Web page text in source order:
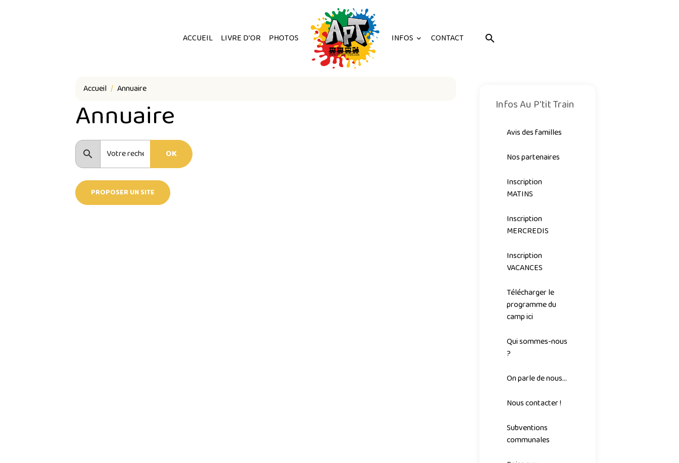
ACCUEIL LIVRE D'OR PHOTOS INFOS CONTACT
Accueil Annuaire
Annuaire
OK
PROPOSER UN SITE
Infos Au P'tit Train
Avis des familles
Nos partenaires
Inscription
MATINS
Inscription
MERCREDIS
Inscription
VACANCES
Télécharger le
programme du
camp ici
Qui sommes-nous
?
On parle de nous...
Nous contacter !
Subventions
communales